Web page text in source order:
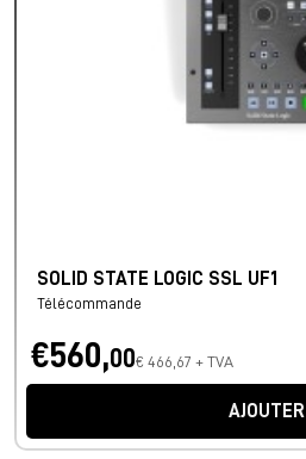
SOLID STATE LOGIC SSL UF1
Télécommande
€560,00€ 466,67 + TVA
AJOUTER